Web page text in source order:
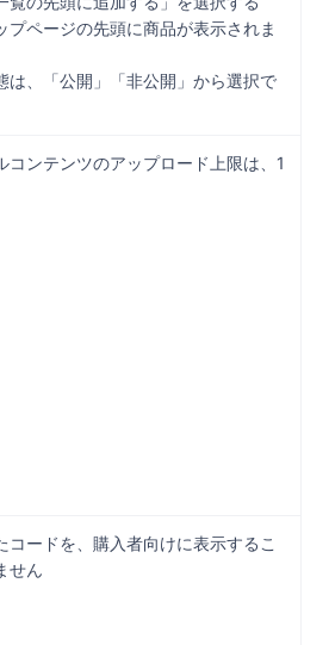
プページの先頭に商品が表示されま
は、「公開」「非公開」から選択で
コンテンツのアップロード上限は、1
コードを、購入者向けに表示するこ
せん